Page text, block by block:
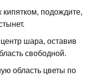
подождите,
шара, оставив
свободной.
область цветы по